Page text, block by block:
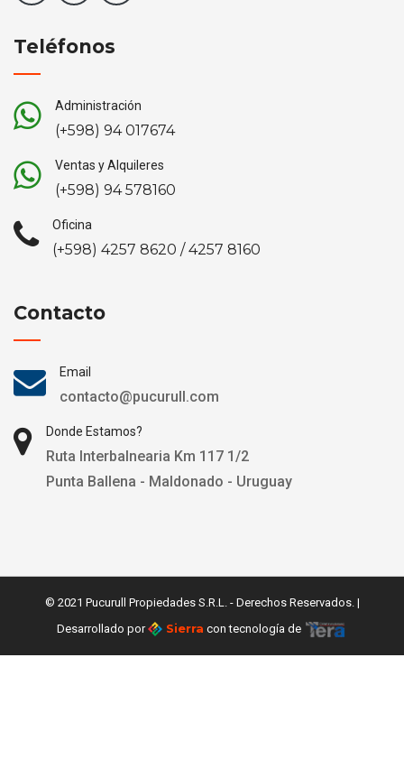
Teléfonos
Administración
(+598) 94 017674
Ventas y Alquileres
(+598) 94 578160
Oficina
(+598) 4257 8620 / 4257 8160
Contacto
Email
contacto@pucurull.com
Donde Estamos?
Ruta Interbalnearia Km 117 1/2
Punta Ballena - Maldonado - Uruguay
© 2021 Pucurull Propiedades S.R.L. - Derechos Reservados. |
Desarrollado por
Sierra con tecnología de